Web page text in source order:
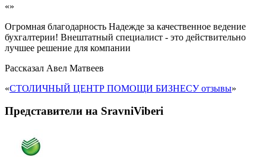
«»
Огромная благодарность Надежде за качественное ведение
бухгалтерии! Внештатный специалист - это действительно
лучшее решение для компании
Рассказал Авел Матвеев
«СТОЛИЧНЫЙ ЦЕНТР ПОМОЩИ БИЗНЕСУ отзывы»
Представители на SravniViberi